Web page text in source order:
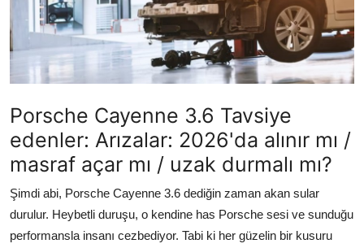
Yakıt, LPG & Elektrikli
Porsche Cayenne 3.6 Tavsiye
edenler: Arızalar: 2026'da alınır mı /
masraf açar mı / uzak durmalı mı?
Şimdi abi, Porsche Cayenne 3.6 dediğin zaman akan sular
durulur. Heybetli duruşu, o kendine has Porsche sesi ve sunduğu
performansla insanı cezbediyor. Tabi ki her güzelin bir kusuru